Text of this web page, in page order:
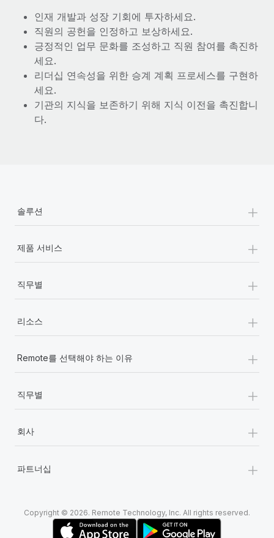
인재 개발과 성장 기회에 투자하세요.
직원의 공헌을 인정하고 보상하세요.
긍정적인 업무 문화를 조성하고 직원 참여를 촉진하
세요.
리더십 연속성을 위한 승계 계획 프로세스를 구현하
세요.
기관의 지식을 보존하기 위해 지식 이전을 촉진합니
다.
솔루션 +
제품 서비스 +
직무별 +
리소스 +
Remote를 선택해야 하는 이유 +
직무별 +
회사 +
파트너십 +
Copyright © 2026. Remote Technology, Inc. All rights reserved.